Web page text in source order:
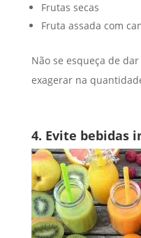
Frutas secas
Fruta assada com
Não se esqueça de
exagerar na
4. Evite bebidas